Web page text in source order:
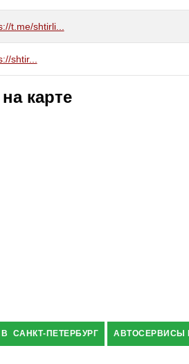
t.me/shtirli...
shtir...
карте
САНКТ-ПЕТЕРБУРГ АВТОСЕРВИСЫ